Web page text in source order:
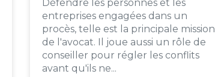
Défendre les personnes et les
entreprises engagées dans un
procès, telle est la principale mission
de l'avocat. Il joue aussi un rôle de
conseiller pour régler les conflits
avant qu'ils ne...